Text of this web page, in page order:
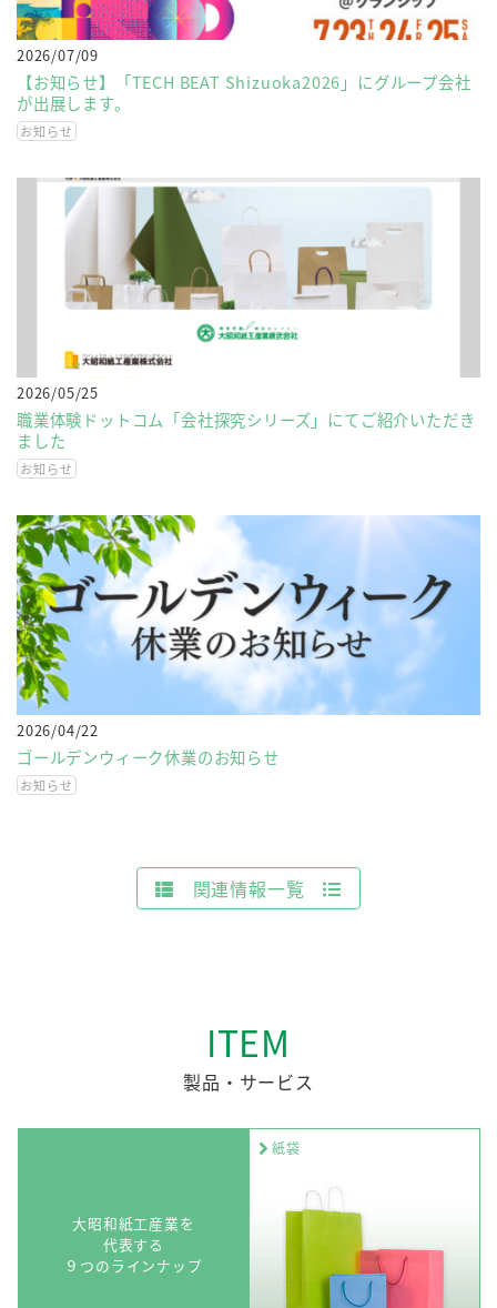
2026/07/09
【お知らせ】「TECH BEAT Shizuoka2026」にグループ会社
が出展します。
お知らせ
2026/05/25
職業体験ドットコム「会社探究シリーズ」にてご紹介いただき
ました
お知らせ
2026/04/22
ゴールデンウィーク休業のお知らせ
お知らせ
関連情報一覧
ITEM
製品・サービス
大昭和紙工産業を
代表する
９つのラインナップ
紙袋